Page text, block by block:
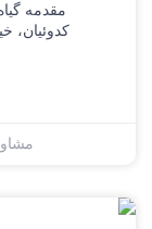
مقدمه
کدوئیان،